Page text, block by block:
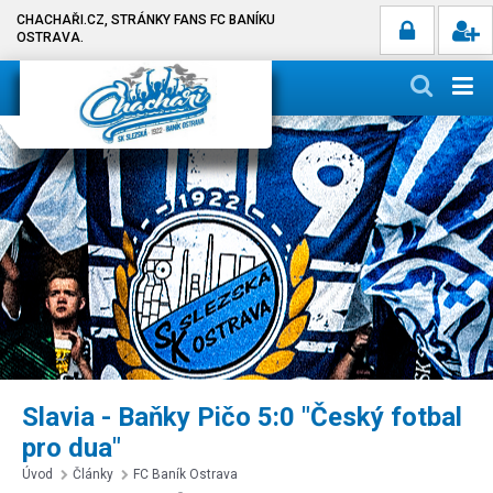
CHACHAŘI.CZ, STRÁNKY FANS FC BANÍKU
OSTRAVA.
Slavia - Baňky Pičo 5:0 "Český fotbal
pro dua"
Úvod Články
FC Baník Ostrava